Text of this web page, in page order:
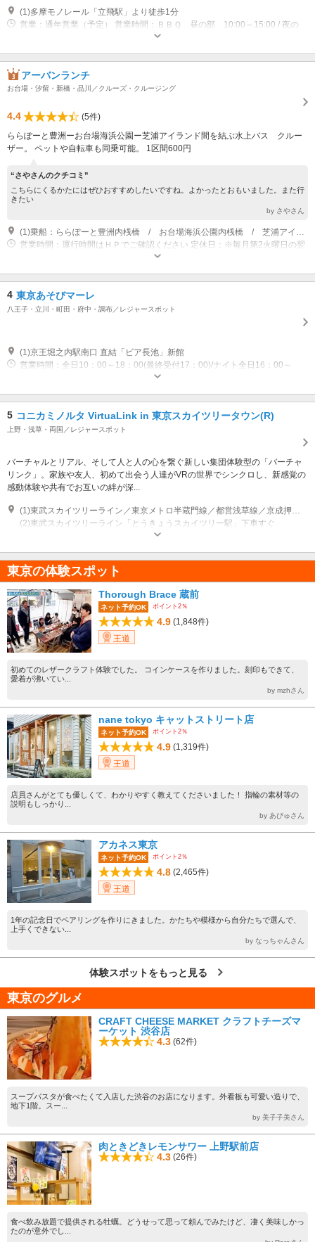
(1)多摩モノレール「立飛駅」より徒歩1分
営業：通年営業（予定） 営業時間：ＢＢＱ 昼の部 10:00～15:00 / 夜の
アーバンランチ
お台場・汐留・新橋・品川／クルーズ・クルージング
4.4
(5件)
ららぽーと豊洲ーお台場海浜公園ー芝浦アイランド間を結ぶ水上バス クルー
ザー。 ペットや自転車も同乗可能。 1区間600円
“さやさんのクチコミ”
こちらにくるかたにはぜひおすすめしたいですね。よかったとおもいました。また行
きたい
by さやさん
(1)乗船：ららぽーと豊洲内桟橋 / お台場海浜公園内桟橋 / 芝浦アイランド桟橋
営業時間：運行時間はＨＰでご確認ください 定休日：※毎月第2火曜日の翌
日水曜日は運休日 （2016/12/1～2017/3/19までの期間は毎週水曜日が定休
4 東京あそびマーレ
八王子・立川・町田・府中・調布／レジャースポット
(1)京王堀之内駅南口 直結「ビア長池」新館
営業時間：全日10：00～18：00(最終受付17：00)/ナイト全日16：00～
5 コニカミノルタ VirtuaLink in 東京スカイツリータウン(R)
上野・浅草・両国／レジャースポット
バーチャルとリアル、そして人と人の心を繋ぐ新しい集団体験型の「バーチャ
リンク」。家族や友人、初めて出会う人達がVRの世界でシンクロし、新感覚の
感動体験や共有でお互いの絆が深...
(1)東武スカイツリーライン／東京メトロ半蔵門線／都営浅草線／京成押上線 「押上駅」下車すぐ
(2)東武スカイツリーライン「とうきょうスカイツリー駅」下車すぐ
開園時間：10:00～21:00 営業時間：体験時間 10:20 / 11:00 / 11:40 /
19:00 / 19:40 / 20:20 ※各回約30分間 定休日：無休 ※機器メンテナンス日
などの臨時休業あり
東京の体験スポット
Thorough Brace 蔵前
ネット予約OK ポイント2％
4.9 (1,848件)
王道
初めてのレザークラフト体験でした。 コインケースを作りました。刻印もできて、
愛着が沸いてい...
by mzhさん
nane tokyo キャットストリート店
ネット予約OK ポイント2％
4.9 (1,319件)
王道
店員さんがとても優しくて、わかりやすく教えてくださいました！ 指輪の素材等の
説明もしっかり...
by あびゅさん
アカネス東京
ネット予約OK ポイント2％
4.8 (2,465件)
王道
1年の記念日でペアリングを作りにきました。かたちや模様から自分たちで選んで、
上手くできない...
by なっちゃんさん
体験スポットをもっと見る
東京のグルメ
CRAFT CHEESE MARKET クラフトチーズマ
ーケット 渋谷店
4.3 (62件)
スープパスタが食べたくて入店した渋谷のお店になります。外看板も可愛い造りで、
地下1階。スー...
by 美子子美さん
肉ときどきレモンサワー 上野駅前店
4.3 (26件)
食べ飲み放題で提供される牡蠣。どうせって思って頼んでみたけど、凄く美味しかっ
たのが意外でし...